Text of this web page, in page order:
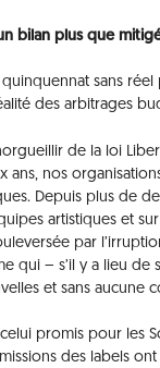
bilan plus que
quinquennat sans
des arbitrages
de la loi
ans, nos
Depuis plus de
artistiques et
par
qui – s’il y a lieu
et sans
promis pour les
des labels